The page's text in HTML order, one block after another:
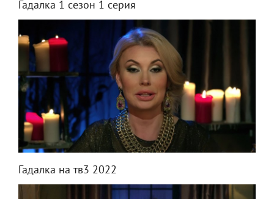
Гадалка 1 сезон 1 серия
Гадалка на тв3 2022